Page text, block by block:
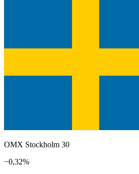
OMX Stockholm 30
−0,32%